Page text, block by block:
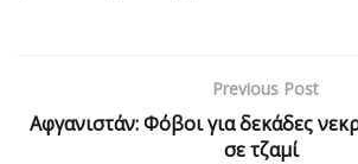
Previous Post
Αφγανιστάν: Φόβοι για δεκάδες
σε τζαμί